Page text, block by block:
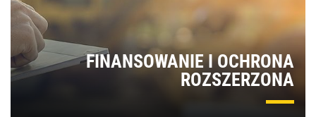
FINANSOWANIE I OCHRONA
ROZSZERZONA